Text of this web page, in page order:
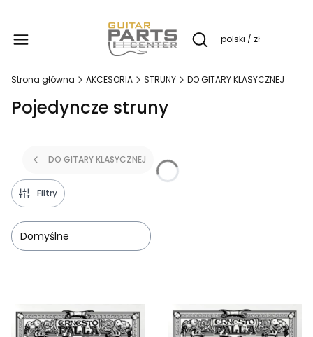
Otwórz wyszukiwarkę
polski / zł
Strona główna AKCESORIA STRUNY DO GITARY KLASYCZNEJ
Pojedyncze struny
DO GITARY KLASYCZNEJ
Filtry
Domyślne